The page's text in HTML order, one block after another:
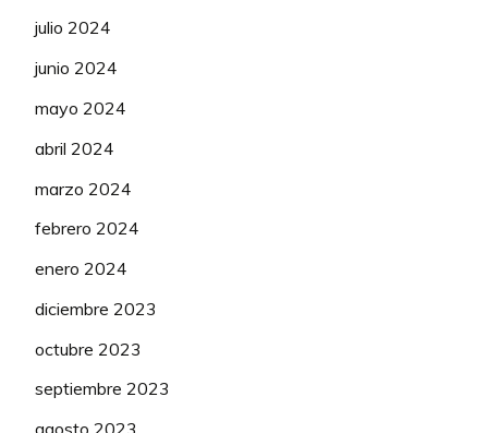
julio 2024
junio 2024
mayo 2024
abril 2024
marzo 2024
febrero 2024
enero 2024
diciembre 2023
octubre 2023
septiembre 2023